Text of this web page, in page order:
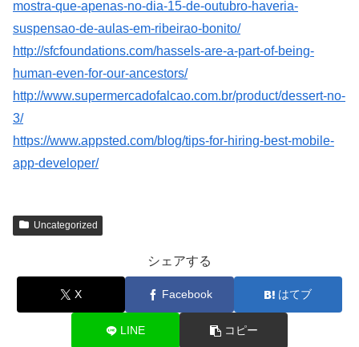
mostra-que-apenas-no-dia-15-de-outubro-haveria-
suspensao-de-aulas-em-ribeirao-bonito/
http://sfcfoundations.com/hassels-are-a-part-of-being-
human-even-for-our-ancestors/
http://www.supermercadofalcao.com.br/product/dessert-no-
3/
https://www.appsted.com/blog/tips-for-hiring-best-mobile-
app-developer/
Uncategorized
シェアする
X Facebook はてブ
LINE コピー